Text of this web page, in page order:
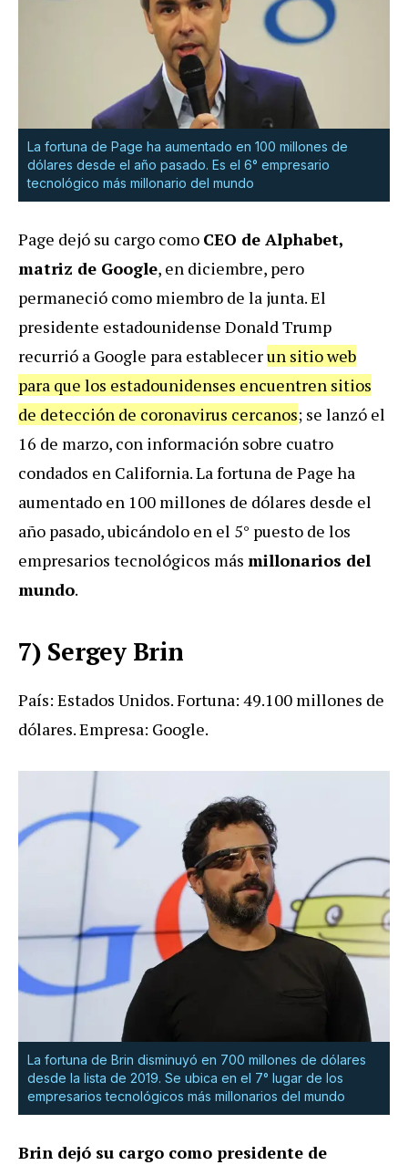
La fortuna de Page ha aumentado en 100 millones de
dólares desde el año pasado. Es el 6° empresario
tecnológico más millonario del mundo
Page dejó su cargo como CEO de Alphabet,
matriz de Google, en diciembre, pero
permaneció como miembro de la junta. El
presidente estadounidense Donald Trump
recurrió a Google para establecerun sitio web
para que los estadounidenses encuentren sitios
de detección de coronavirus cercanos; se lanzó el
16 de marzo, con información sobre cuatro
condados en California. La fortuna de Page ha
aumentado en 100 millones de dólares desde el
año pasado, ubicándolo en el 5° puesto de los
empresarios tecnológicos más millonarios del
mundo.
7) Sergey Brin
País: Estados Unidos. Fortuna: 49.100 millones de
dólares. Empresa: Google.
La fortuna de Brin disminuyó en 700 millones de dólares
desde la lista de 2019. Se ubica en el 7° lugar de los
empresarios tecnológicos más millonarios del mundo
Brin dejó su cargo como presidente de